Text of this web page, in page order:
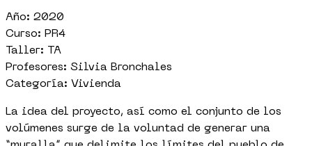
Año: 2020
Curso: PR4
Taller: TA
Profesores: Silvia Bronchales
Categoría: Vivienda
La idea del proyecto, así como el conjunto de los
volúmenes surge de la voluntad de generar una